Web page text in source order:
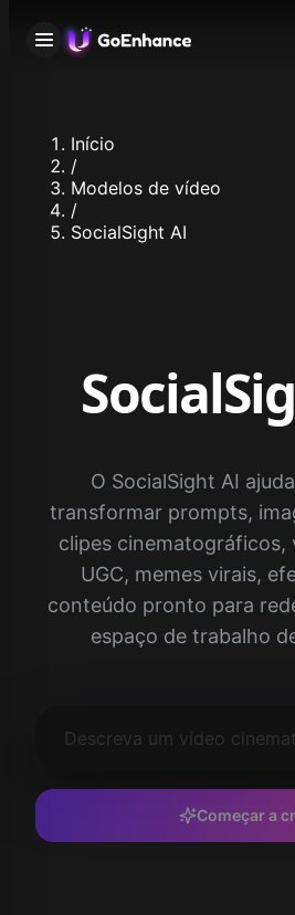
Início
/
Modelos de vídeo
/
SocialSight AI
O SocialSight AI
transformar prompts,
clipes cinematográficos,
UGC, memes virais,
conteúdo pronto para
espaço de trabalho
Começar a